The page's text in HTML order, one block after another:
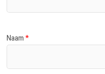
Naam*